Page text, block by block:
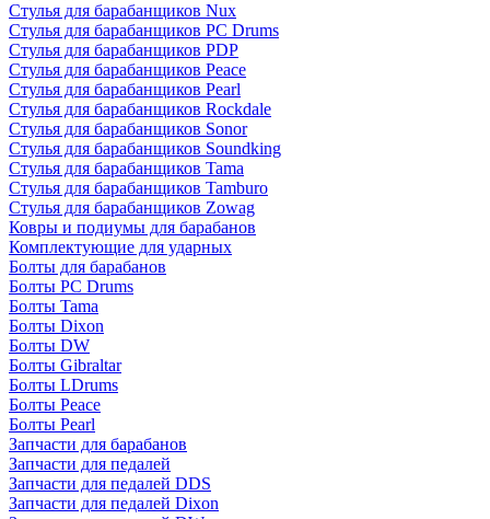
Стулья для барабанщиков Nux
Стулья для барабанщиков PC Drums
Стулья для барабанщиков PDP
Стулья для барабанщиков Peace
Стулья для барабанщиков Pearl
Стулья для барабанщиков Rockdale
Стулья для барабанщиков Sonor
Стулья для барабанщиков Soundking
Стулья для барабанщиков Tama
Стулья для барабанщиков Tamburo
Стулья для барабанщиков Zowag
Ковры и подиумы для барабанов
Комплектующие для ударных
Болты для барабанов
Болты PC Drums
Болты Tama
Болты Dixon
Болты DW
Болты Gibraltar
Болты LDrums
Болты Peace
Болты Pearl
Запчасти для барабанов
Запчасти для педалей
Запчасти для педалей DDS
Запчасти для педалей Dixon